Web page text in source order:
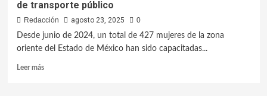
de transporte público
Redacción agosto 23, 2025
0
Desde junio de 2024, un total de 427 mujeres de la zona
oriente del Estado de México han sido capacitadas...
Leer más